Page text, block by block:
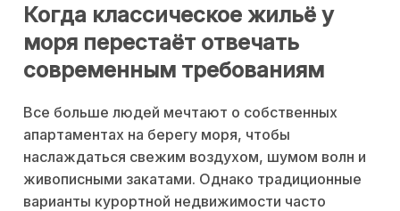
Когда классическое жильё у
моря перестаёт отвечать
современным требованиям
Все больше людей мечтают о собственных
апартаментах на берегу моря, чтобы
наслаждаться свежим воздухом, шумом волн и
живописными закатами. Однако традиционные
варианты курортной недвижимости часто